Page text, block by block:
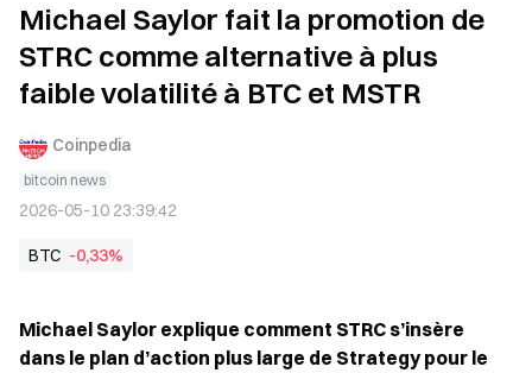
Michael Saylor fait la promotion de
STRC comme alternative à plus
faible volatilité à BTC et MSTR
Coinpedia
bitcoin news
2026-05-10 23:39:42
BTC -0,33%
Michael Saylor explique comment STRC s’insère
dans le plan d’action plus large de Strategy pour le